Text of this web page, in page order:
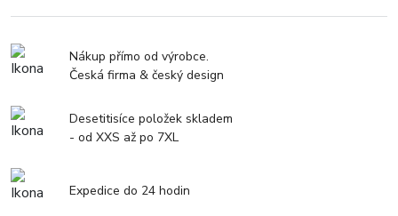
Nákup přímo od výrobce.
Česká firma & český design
Desetitisíce položek skladem
- od XXS až po 7XL
Expedice do 24 hodin